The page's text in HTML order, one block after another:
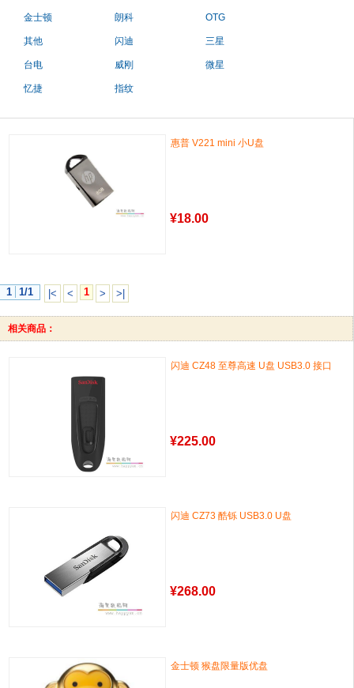
金士顿 朗科 OTG
其他 闪迪 三星
台电 威刚 微星
忆捷 指纹
惠普 V221 mini 小U盘
¥18.00
1 1/1 |< < 1 > >|
相关商品：
闪迪 CZ48 至尊高速 U盘 USB3.0 接口
¥225.00
闪迪 CZ73 酷铄 USB3.0 U盘
¥268.00
金士顿 猴盘限量版优盘